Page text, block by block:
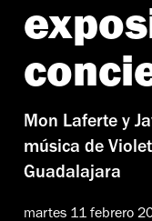
Mon Laferte y
música de
Guadalajara
martes 11 febrero